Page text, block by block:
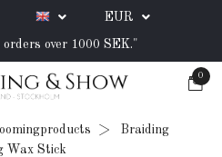
EUR
over 1000 SEK."
0
Braiding
Wax Stick